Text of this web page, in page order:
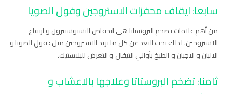
سابعا: ايقاف محفزات الاستروجين وفول الصويا
من أهم علامات تضخم البروستاتا هي انخفاض التستوستيرون و ارتفاع
الاستروجين. لذلك يجب البعد عن كل ما يزيد الاستروجين مثل : فول الصويا و
الالبان و الاجبان و الطبخ بأواني التيفال و التعرض للبلاستيك.
ثامنا: تضخم البروستاتا وعلاجها بالاعشاب و